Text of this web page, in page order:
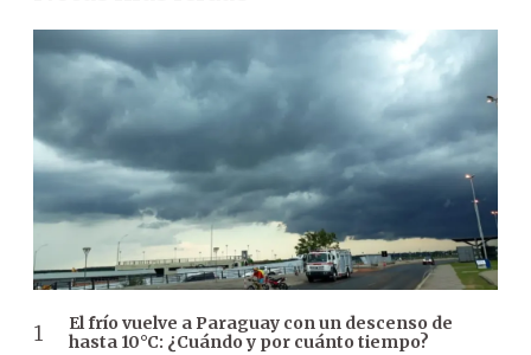
El frío vuelve a Paraguay con un descenso de
hasta 10°C: ¿Cuándo y por cuánto tiempo?